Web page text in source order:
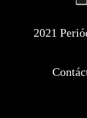
2021